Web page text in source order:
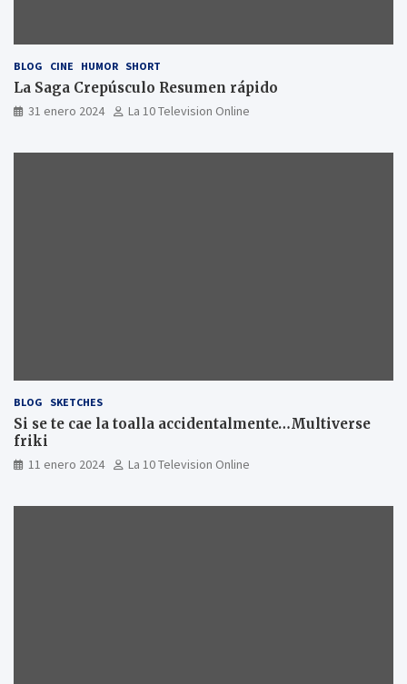
BLOG CINE HUMOR SHORT
La Saga Crepúsculo Resumen rápido
31 enero 2024 La 10 Television Online
BLOG SKETCHES
Si se te cae la toalla accidentalmente…Multiverse
friki
11 enero 2024 La 10 Television Online